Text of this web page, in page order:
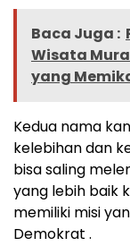
Baca Juga :
Wisata
yang
Kedua nama
kelebihan dan
bisa saling
yang lebih baik
memiliki misi
Demokrat .